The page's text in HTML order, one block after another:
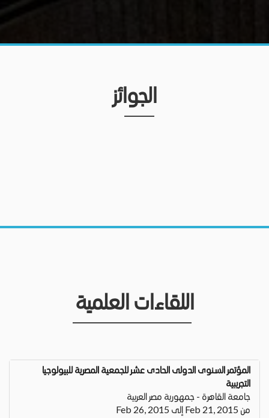
الجوائز
اللقاءات العلمية
المؤتمر السنوى الدولى الحادى عشر للجمعية المصرية للبيولوجيا
التجريبية
جامعة القاهرة - جمهورية مصر العربية
من Feb 21, 2015 إلى Feb 26, 2015